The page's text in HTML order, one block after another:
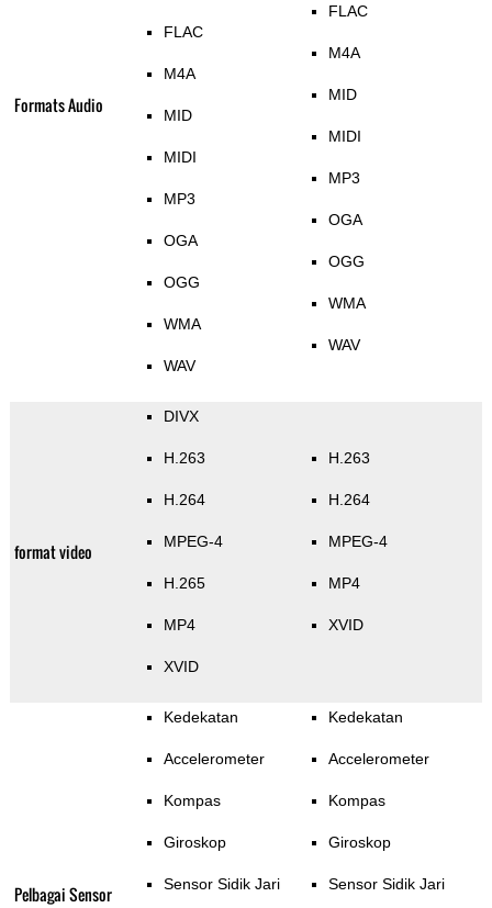
Formats Audio
FLAC
M4A
MID
MIDI
MP3
OGA
OGG
WMA
WAV
FLAC
M4A
MID
MIDI
MP3
OGA
OGG
WMA
WAV
format video
DIVX
H.263
H.264
MPEG-4
H.265
MP4
XVID
H.263
H.264
MPEG-4
MP4
XVID
Pelbagai Sensor
Kedekatan
Accelerometer
Kompas
Giroskop
Sensor Sidik Jari
Kedekatan
Accelerometer
Kompas
Giroskop
Sensor Sidik Jari